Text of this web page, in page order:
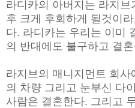
라디카의 아버지는 라지
후 크게 후회하게 될것이
다. 라디카는 우리는 이미
의 반대에도 불구하고 결
라지브의 매니지먼트 회
의 차량 그리고 눈부신 다
사람은 결혼한다. 그리고